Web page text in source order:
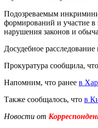
Подозреваемым
формирований и участие
нарушения законов и
Досудебное
Прокуратура сообщила,
Напомним, что ранее в
Также сообщалось, что в
Новости от